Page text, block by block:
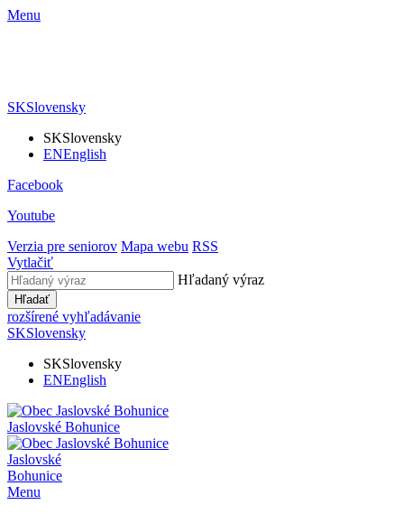
Menu
SKSlovensky
SKSlovensky
ENEnglish
Facebook
Youtube
Verzia pre seniorov Mapa webu RSS
Vytlačiť
Hľadaný výraz
Hľadať
rozšírené vyhľadávanie
SKSlovensky
SKSlovensky
ENEnglish
Jaslovské Bohunice
Jaslovské
Bohunice
Menu